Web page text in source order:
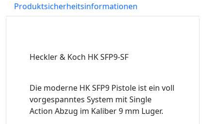
Produktsicherheitsinformationen
Heckler & Koch HK SFP9-SF
Die moderne HK SFP9 Pistole ist ein voll
vorgespanntes System mit Single
Action Abzug im Kaliber 9 mm Luger.